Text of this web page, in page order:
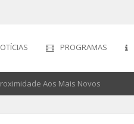
PROGRAMAS
Aos Mais Novos